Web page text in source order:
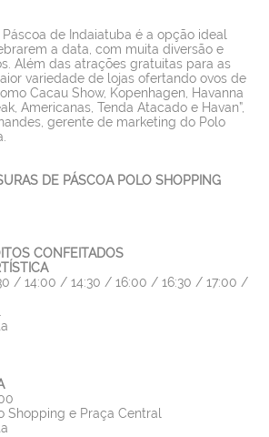
Páscoa de Indaiatuba é a opção ideal
a data, com muita diversão e
Além das atrações gratuitas para as
variedade de lojas ofertando ovos de
Cacau Show, Kopenhagen, Havanna
Americanas, Tenda Atacado e Havan”,
gerente de marketing do Polo
DE PÁSCOA POLO SHOPPING
CONFEITADOS
/ 14:00 / 14:30 / 16:00 / 16:30 / 17:00 /
Shopping e Praça Central